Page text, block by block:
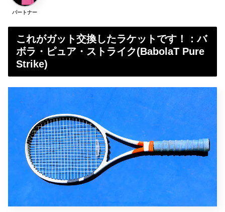
パートナー
これがガット交換したラケットです！：バ
ボラ・ピュア・ストライク(BabolaT Pure
Strike)